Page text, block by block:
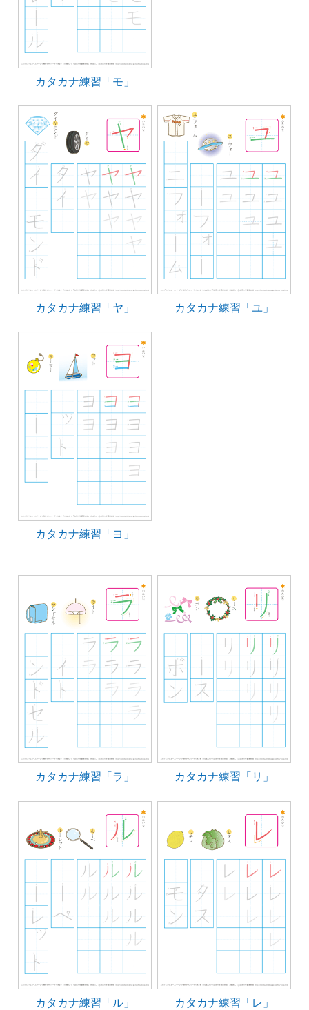
カタカナ練習「モ」
カタカナ練習「ヤ」 カタカナ練習「ユ」
カタカナ練習「ヨ」
カタカナ練習「ラ」 カタカナ練習「リ」
カタカナ練習「ル」 カタカナ練習「レ」